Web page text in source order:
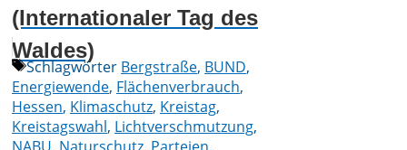
(Internationaler Tag des
Waldes)
Schlagwörter Bergstraße, BUND,
Energiewende, Flächenverbrauch,
Hessen, Klimaschutz, Kreistag,
Kreistagswahl, Lichtverschmutzung,
NABU, Naturschutz, Parteien,